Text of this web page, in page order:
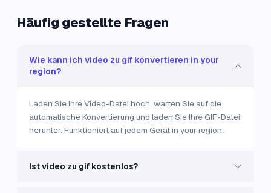
Häufig gestellte Fragen
Wie kann ich video zu gif konvertieren in your
region?
Laden Sie Ihre Video-Datei hoch, warten Sie auf die
automatische Konvertierung und laden Sie Ihre GIF-Datei
herunter. Funktioniert auf jedem Gerät in your region.
Ist video zu gif kostenlos?